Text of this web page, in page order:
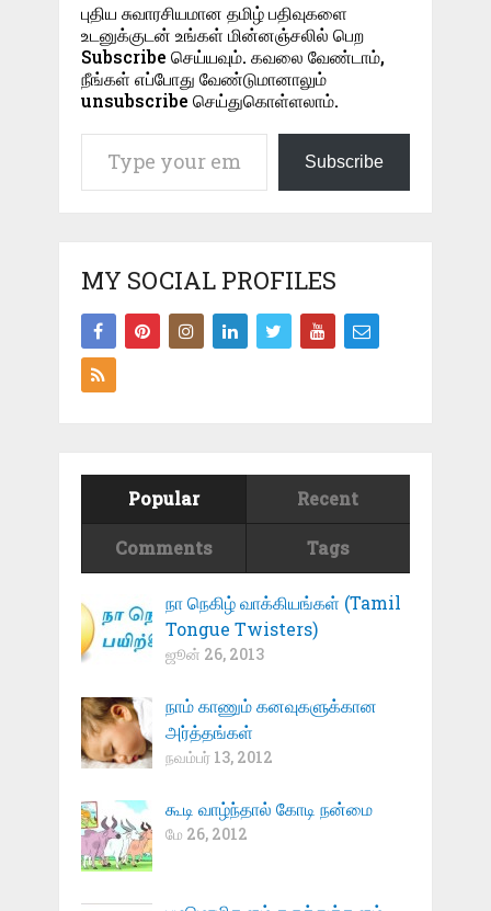
புதிய சுவாரசியமான தமிழ் பதிவுகளை
உடனுக்குடன் உங்கள் மின்னஞ்சலில் பெற
Subscribe செய்யவும். கவலை வேண்டாம்,
நீங்கள் எப்போது வேண்டுமானாலும்
unsubscribe செய்துகொள்ளலாம்.
Type your email…
Subscribe
MY SOCIAL PROFILES
Popular Recent
Comments Tags
நா நெகிழ் வாக்கியங்கள் (Tamil
Tongue Twisters)
ஜூன் 26, 2013
நாம் காணும் கனவுகளுக்கான
அர்த்தங்கள்
நவம்பர் 13, 2012
கூடி வாழ்ந்தால் கோடி நன்மை
மே 26, 2012